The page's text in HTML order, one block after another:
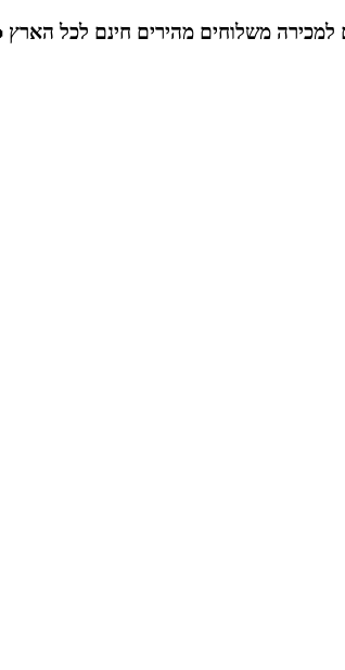
למכירה משלוחים מהירים חינם לכל הארץ